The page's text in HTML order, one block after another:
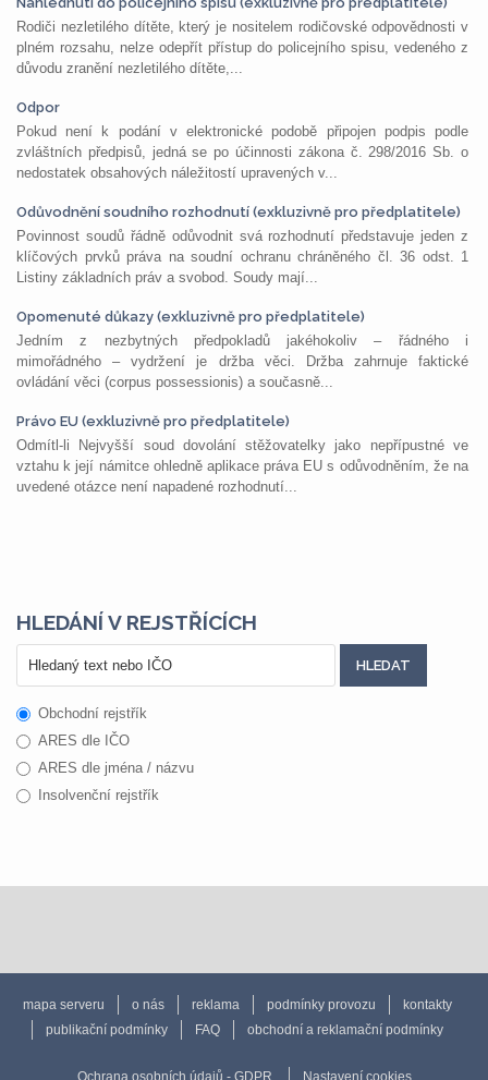
Rodiči nezletilého dítěte, který je nositelem rodičovské odpovědnosti v
plném rozsahu, nelze odepřít přístup do policejního spisu, vedeného z
důvodu zranění nezletilého dítěte,...
Odpor
Pokud není k podání v elektronické podobě připojen podpis podle
zvláštních předpisů, jedná se po účinnosti zákona č. 298/2016 Sb. o
nedostatek obsahových náležitostí upravených v...
Odůvodnění soudního rozhodnutí (exkluzivně pro předplatitele)
Povinnost soudů řádně odůvodnit svá rozhodnutí představuje jeden z
klíčových prvků práva na soudní ochranu chráněného čl. 36 odst. 1
Listiny základních práv a svobod. Soudy mají...
Opomenuté důkazy (exkluzivně pro předplatitele)
Jedním z nezbytných předpokladů jakéhokoliv – řádného i
mimořádného – vydržení je držba věci. Držba zahrnuje faktické
ovládání věci (corpus possessionis) a současně...
Právo EU (exkluzivně pro předplatitele)
Odmítl-li Nejvyšší soud dovolání stěžovatelky jako nepřípustné ve
vztahu k její námitce ohledně aplikace práva EU s odůvodněním, že na
uvedené otázce není napadené rozhodnutí...
HLEDÁNÍ V REJSTŘÍCÍCH
Obchodní rejstřík
ARES dle IČO
ARES dle jména / názvu
Insolvenční rejstřík
mapa serveru o nás reklama podmínky provozu
kontakty
publikační podmínky
FAQ obchodní a reklamační podmínky
Ochrana osobních údajů - GDPR Nastavení cookies